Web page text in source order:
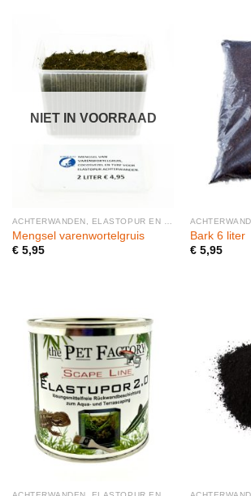
NIET IN VOORRAAD
Mengsel varenwortelgruis
€5,95
Bark 6 liter
€5,95